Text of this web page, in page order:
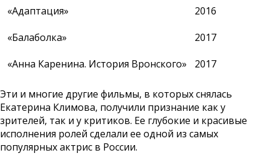
«Адаптация»
2016
«Балаболка»
2017
«Анна Каренина. История Вронского»
2017
Эти и многие другие фильмы, в которых снялась
Екатерина Климова, получили признание как у
зрителей, так и у критиков. Ее глубокие и красивые
исполнения ролей сделали ее одной из самых
популярных актрис в России.